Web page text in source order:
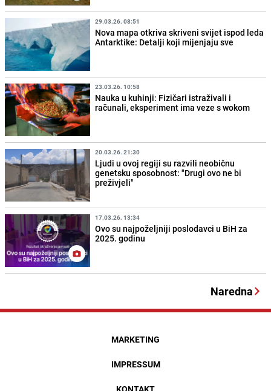
29.03.26. 08:51
Nova mapa otkriva skriveni svijet ispod leda
Antarktike: Detalji koji mijenjaju sve
23.03.26. 10:58
Nauka u kuhinji: Fizičari istraživali i
računali, eksperiment ima veze s wokom
20.03.26. 21:30
Ljudi u ovoj regiji su razvili neobičnu
genetsku sposobnost: "Drugi ovo ne bi
preživjeli"
17.03.26. 13:34
Ovo su najpoželjniji poslodavci u BiH za
2025. godinu
Naredna
MARKETING
IMPRESSUM